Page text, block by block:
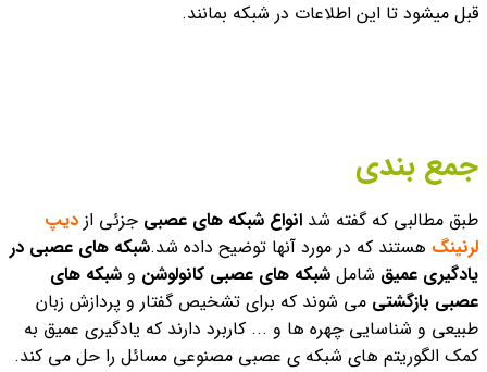
قبل میشود تا این اطلاعات در شبکه بمانند.
جمع بندی
طبق مطالبی که گفته شد انواع شبکه های عصبی جزئی از دیپ
لرنینگ هستند که در مورد آنها توضیح داده شد.شبکه های عصبی در
یادگیری عمیق شامل شبکه های عصبی کانولوشن و شبکه های
عصبی بازگشتی می شوند که برای تشخیص گفتار و پردازش زبان
طبیعی و شناسایی چهره ها و ... کاربرد دارند که یادگیری عمیق به
کمک الگوریتم های شبکه ی عصبی مصنوعی مسائل را حل می کند.